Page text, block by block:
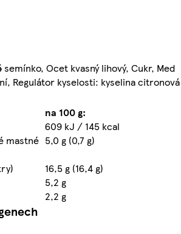
semínko, Ocet kvasný lihový, Cukr, Med
Regulátor kyselosti: kyselina citronová
na 100 g:
609 kJ / 145 kcal
mastné 5,0 g (0,7 g)
16,5 g (16,4 g)
5,2 g
2,2 g